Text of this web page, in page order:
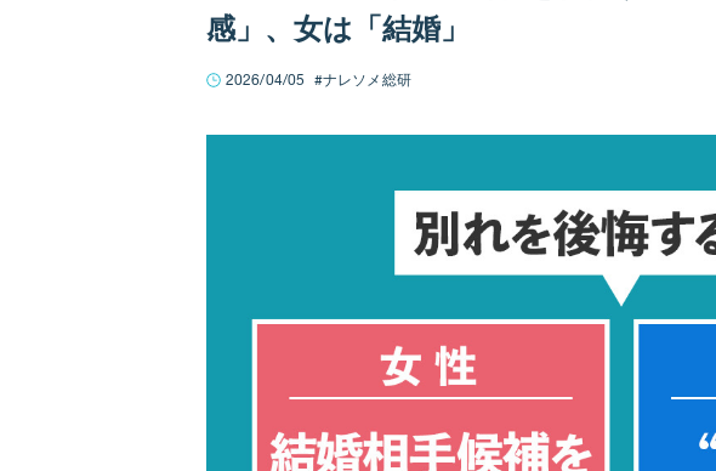
感」、女は「結婚」
2026/04/05 ナレソメ総研